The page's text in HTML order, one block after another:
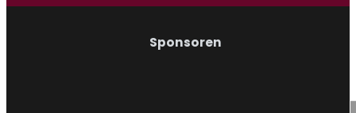
Sponsoren